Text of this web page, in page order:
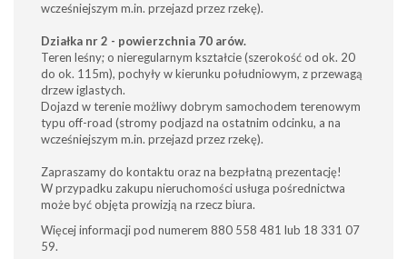
wcześniejszym m.in. przejazd przez rzekę).
Działka nr 2 - powierzchnia 70 arów.
Teren leśny; o nieregularnym kształcie (szerokość od ok. 20
do ok. 115m), pochyły w kierunku południowym, z przewagą
drzew iglastych.
Dojazd w terenie możliwy dobrym samochodem terenowym
typu off-road (stromy podjazd na ostatnim odcinku, a na
wcześniejszym m.in. przejazd przez rzekę).
Zapraszamy do kontaktu oraz na bezpłatną prezentację!
W przypadku zakupu nieruchomości usługa pośrednictwa
może być objęta prowizją na rzecz biura.
Więcej informacji pod numerem 880 558 481 lub 18 331 07
59.